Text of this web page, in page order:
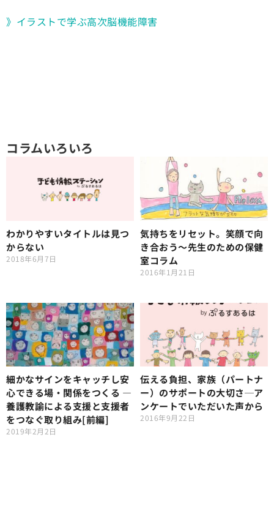
》イラストで学ぶ高次脳機能障害
コラムいろいろ
わかりやすいタイトルは見つ
からない
2018年6月7日
気持ちをリセット。笑顔で向
き合おう〜先生のための保健
室コラム
2016年1月21日
細かなサインをキャッチし安
心できる場・関係をつくる ―
養護教諭による支援と支援者
をつなぐ取り組み[前編]
2019年2月2日
伝える負担、家族（パートナ
ー）のサポートの大切さ─ア
ンケートでいただいた声から
2016年9月22日